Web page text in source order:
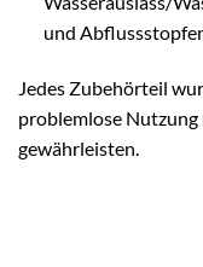
und
Jedes Zubehörteil
problemlose
gewährleisten.